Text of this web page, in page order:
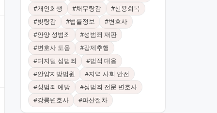
#개인회생 #채무탕감 #신용회복
#빚탕감 #법률정보 #변호사
#안양 성범죄 #성범죄 재판
#변호사 도움 #강제추행
#디지털 성범죄 #법적 대응
#안양지방법원 #지역 사회 안전
#성범죄 예방 #성범죄 전문 변호사
#강릉변호사 #파산절차